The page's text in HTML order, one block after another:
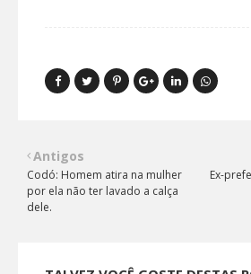
Ex-
Antigos
Codó: Homem atira na mulher
por ela não ter lavado a calça
dele.